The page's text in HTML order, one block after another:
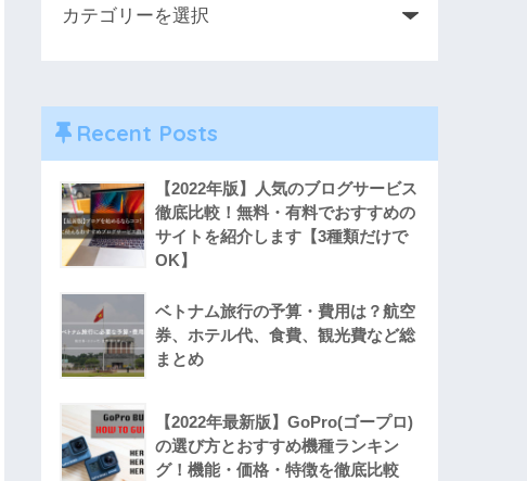
Recent Posts
【2022年版】人気のブログサービス
徹底比較！無料・有料でおすすめの
サイトを紹介します【3種類だけで
OK】
ベトナム旅行の予算・費用は？航空
券、ホテル代、食費、観光費など総
まとめ
【2022年最新版】GoPro(ゴープロ)
の選び方とおすすめ機種ランキン
グ！機能・価格・特徴を徹底比較